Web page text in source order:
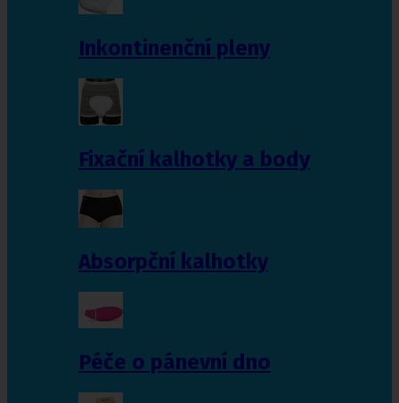
Inkontinenční pleny
Fixační kalhotky a body
Absorpční kalhotky
Péče o pánevní dno